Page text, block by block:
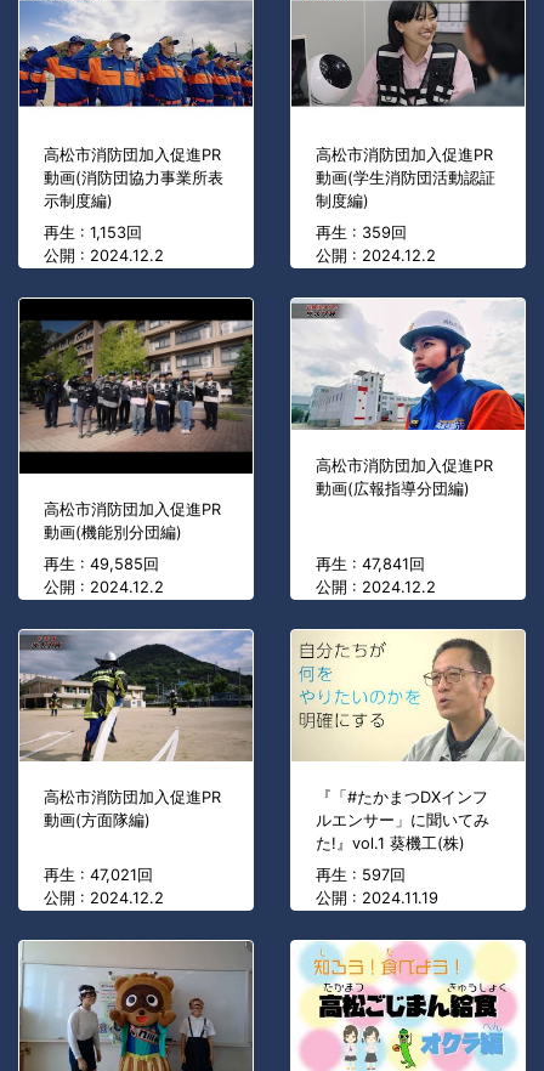
高松市消防団加入促進PR
動画(消防団協力事業所表
示制度編)
再生 : 1,153回
公開 : 2024.12.2
高松市消防団加入促進PR
動画(学生消防団活動認証
制度編)
再生 : 359回
公開 : 2024.12.2
高松市消防団加入促進PR
動画(機能別分団編)
再生 : 49,585回
公開 : 2024.12.2
高松市消防団加入促進PR
動画(広報指導分団編)
再生 : 47,841回
公開 : 2024.12.2
高松市消防団加入促進PR
動画(方面隊編)
再生 : 47,021回
公開 : 2024.12.2
『「#たかまつDXインフ
ルエンサー」に聞いてみ
た!』vol.1 葵機工(株)
再生 : 597回
公開 : 2024.11.19